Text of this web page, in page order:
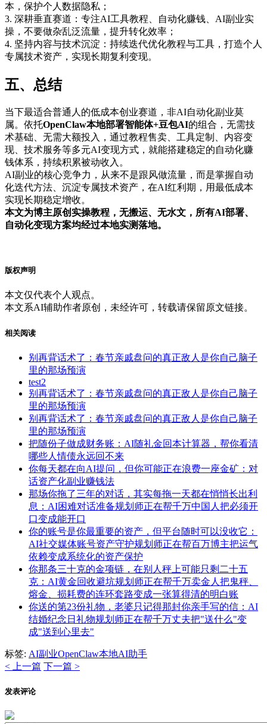
本，保护个人数据隐私；
3. 深耕垂直赛道：专注AI工具教程、自动化赚钱、AI副业实
操，不要做杂乱泛流量，提升转化效率；
4. 坚持内容与技术沉淀：持续迭代优化教程与工具，打造个人
专属技术资产，实现长期复利变现。
五、总结
当下最适合普通人的低成本创业赛道，非AI自动化副业莫
属。依托OpenClaw本地部署智能体+豆包AI的组合，无需技
术基础、无需大额投入，通过教程售卖、工具定制、内容变
现、技术服务等多元AI变现方式，就能搭建稳定的自动化赚
钱体系，持续积累被动收入。
AI副业的核心竞争力，从来不是跟风做流量，而是掌握自动
化迭代方法、沉淀专属技术资产，在AI红利期，用最低成本
实现长期稳定增收。
本文为博主原创实操教程，无搬运、无水文，所有AI部署、
自动化变现方案均经过本地实测落地。
版权声明
本文仅代表个人观点。
本文系AI辅助作者原创，未经许可，转载请保留原文链接。
相关阅读
别再背话术了：春节亲戚盘问的真正敌人是你自己脑子
里的那场预演
test2
别再背话术了：春节亲戚盘问的真正敌人是你自己脑子
里的那场预演
别再背话术了：春节亲戚盘问的真正敌人是你自己脑子
里的那场预演
把随份子做成财务账：AI随礼金回本计算器，帮你看清
哪些人情债永远回不来
你每天都在向AI提问，但你可能正在浪费一座金矿：对
话资产化副业赚钱法
那场你拖了三年的对话，其实每拖一天都在悄悄长出利
息：AI困难对话准备规划师正在帮千万中国人把必须开
口变成能开口
你的账号是你最重要的资产，但平台随时可以没收它：
AI社交媒体账号资产守护规划师正在帮百万博主把运气
依赖变成系统化的资产保护
你那条三十克的金项链，在别人秤上可能只剩二十五
克：AI黄金回收避坑规划师正在帮千万卖金人把鬼秤、
熔金、损耗费的连环套路变成一张算得清的明白账
你送的第23份礼物，老婆只记得那封你亲手写的信：AI
结婚纪念日礼物规划师正在帮千万丈夫把"送什么"变
成"送到心里去"
标签: AI副业OpenClaw本地AI助手
< 上一篇 下一篇 >
发表评论